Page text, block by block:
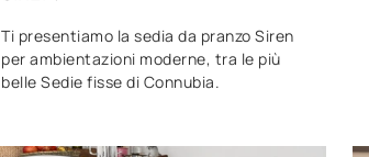
Ti presentiamo la sedia da pranzo Siren
per ambientazioni moderne, tra le più
belle Sedie fisse di Connubia.